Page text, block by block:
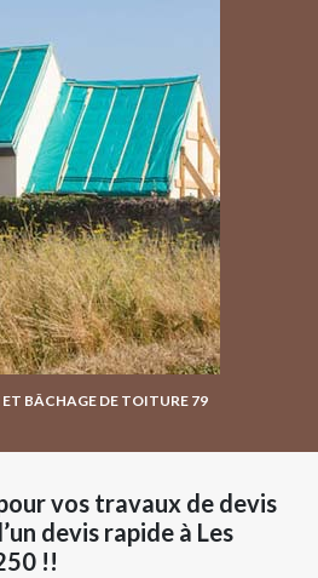
ET BÂCHAGE DE TOITURE 79
vos travaux de devis
devis rapide à Les
!!